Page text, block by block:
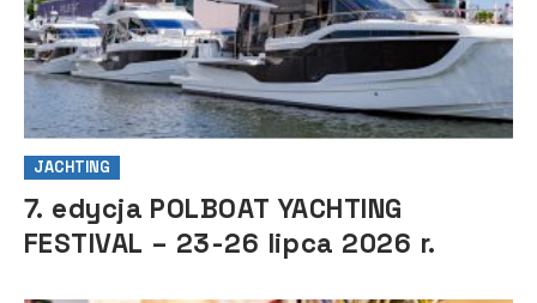
JACHTING
7. edycja POLBOAT YACHTING
FESTIVAL – 23-26 lipca 2026 r.